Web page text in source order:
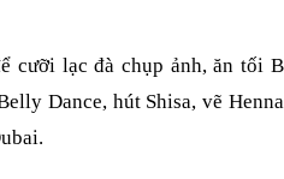
cưỡi lạc đà chụp ảnh, ăn tối
Dance, hút Shisa, vẽ Henna